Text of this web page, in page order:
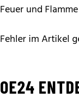
Feuer und
Fehler im Artikel
OE24